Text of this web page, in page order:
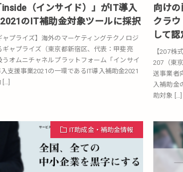
inside（インサイド）」がIT導入
のIT補助金対象ツールに採択
ャプライズ】海外のマーケティングテクノロジ
ギャプライズ（東京都新宿区、代表：甲斐亮
うオムニチャネルプラットフォーム「インサイ
入支援事業2021の一環であるIT導入補助金2021
[…]
向けの
クラ
して認
【207株
207（東
送事業者
入補助金
助対象 […]
IT助成金・補助金情報